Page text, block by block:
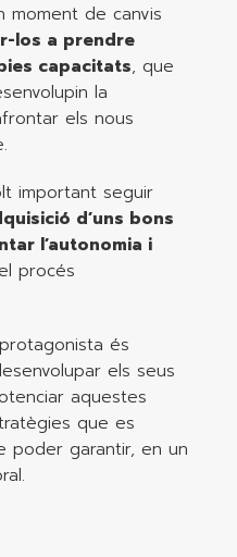
moment de canvis
los a prendre
capacitats, que
la
els nous
important seguir
d’uns bons
l’autonomia i
procés
és
els seus
aquestes
que es
poder garantir, en un